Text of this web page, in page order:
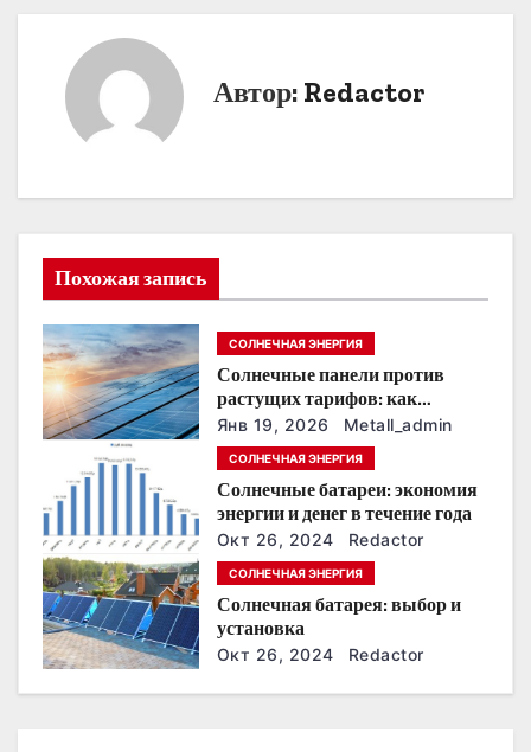
ц
я
п
о
з
п
и
с
я
Автор: Redactor
Похожая запись
СОЛНЕЧНАЯ ЭНЕРГИЯ
Солнечные панели против
растущих тарифов: как
сохранить
энергонезависимость в
ближайшие годы
Янв 19, 2026 Metall_admin
СОЛНЕЧНАЯ ЭНЕРГИЯ
Солнечные батареи: экономия
энергии и денег в течение года
Окт 26, 2024 Redactor
СОЛНЕЧНАЯ ЭНЕРГИЯ
Солнечная батарея: выбор и
установка
Окт 26, 2024 Redactor